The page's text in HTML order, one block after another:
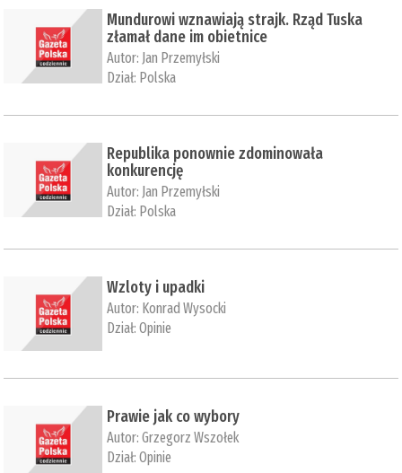
Mundurowi wznawiają strajk. Rząd Tuska
złamał dane im obietnice
Autor: Jan Przemyłski
Dział: Polska
Republika ponownie zdominowała
konkurencję
Autor: Jan Przemyłski
Dział: Polska
Wzloty i upadki
Autor: Konrad Wysocki
Dział:Opinie
Prawie jak co wybory
Autor:Grzegorz Wszołek
Dział:Opinie